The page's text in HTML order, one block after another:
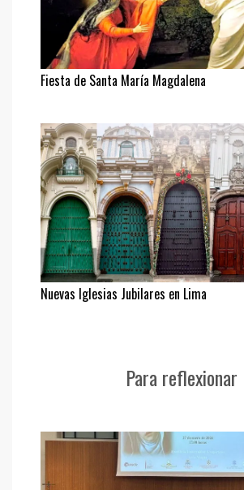
Fiesta de Santa María Magdalena
Nuevas Iglesias Jubilares en Lima
Para reflexionar